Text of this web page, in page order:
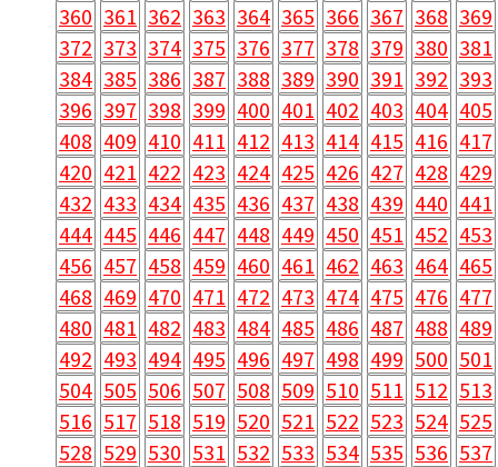
360 361 362 363 364 365 366 367 368 369
372 373 374 375 376 377 378 379 380 381
384 385 386 387 388 389 390 391 392 393
396 397 398 399 400 401 402 403 404 405
408 409 410 411 412 413 414 415 416 417
420 421 422 423 424 425 426 427 428 429
432 433 434 435 436 437 438 439 440 441
444 445 446 447 448 449 450 451 452 453
456 457 458 459 460 461 462 463 464 465
468 469 470 471 472 473 474 475 476 477
480 481 482 483 484 485 486 487 488 489
492 493 494 495 496 497 498 499 500 501
504 505 506 507 508 509 510 511 512 513
516 517 518 519 520 521 522 523 524 525
528 529 530 531 532 533 534 535 536 537